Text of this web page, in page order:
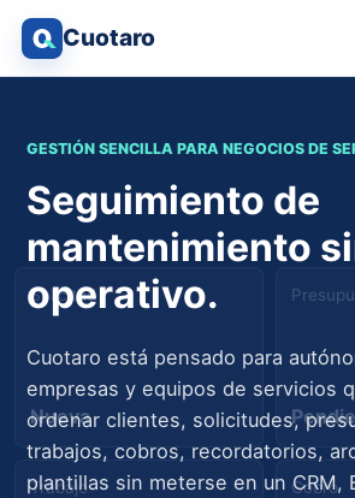
Cuotaro
Solicitud
Nueva
Trabajo Cobro
GESTIÓN SENCILLA PARA NEGOCIOS DE
Seguimiento de
mantenimiento
operativo.
Cuotaro está pensado para
empresas y equipos de servicios
ordenar clientes, solicitudes,
trabajos, cobros, recordatorios,
plantillas sin meterse en un CRM,